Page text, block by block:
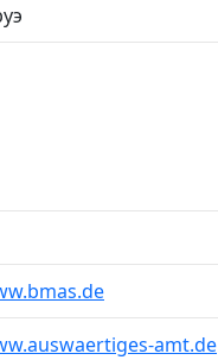
amt.de